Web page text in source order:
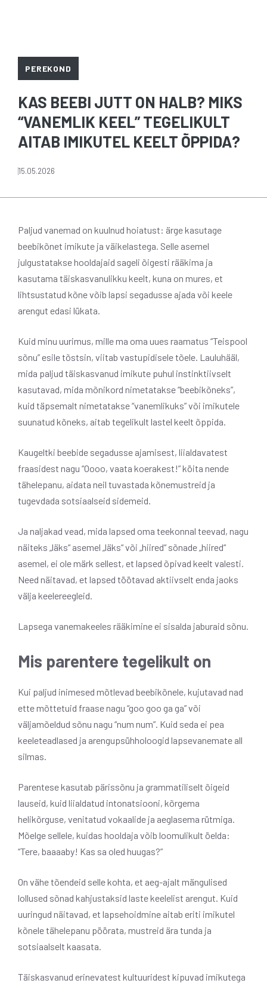
PEREKOND
KAS BEEBI JUTT ON HALB? MIKS
“VANEMLIK KEEL” TEGELIKULT
AITAB IMIKUTEL KEELT ÕPPIDA?
15.05.2026
Paljud vanemad on kuulnud hoiatust: ärge kasutage
beebikõnet imikute ja väikelastega. Selle asemel
julgustatakse hooldajaid sageli õigesti rääkima ja
kasutama täiskasvanulikku keelt, kuna on mures, et
lihtsustatud kõne võib lapsi segadusse ajada või keele
arengut edasi lükata.
Kuid minu uurimus, mille ma oma uues raamatus “Teispool
sõnu” esile tõstsin, viitab vastupidisele tõele. Lauluhääl,
mida paljud täiskasvanud imikute puhul instinktiivselt
kasutavad, mida mõnikord nimetatakse “beebikõneks”,
kuid täpsemalt nimetatakse “vanemlikuks” või imikutele
suunatud kõneks, aitab tegelikult lastel keelt õppida.
Kaugeltki beebide segadusse ajamisest, liialdavatest
fraasidest nagu “Oooo, vaata koerakest!” köita nende
tähelepanu, aidata neil tuvastada kõnemustreid ja
tugevdada sotsiaalseid sidemeid.
Ja naljakad vead, mida lapsed oma teekonnal teevad, nagu
näiteks „läks“ asemel „läks“ või „hiired“ sõnade „hiired“
asemel, ei ole märk sellest, et lapsed õpivad keelt valesti.
Need näitavad, et lapsed töötavad aktiivselt enda jaoks
välja keelereegleid.
Lapsega vanemakeeles rääkimine ei sisalda jaburaid sõnu.
Mis parentere tegelikult on
Kui paljud inimesed mõtlevad beebikõnele, kujutavad nad
ette mõttetuid fraase nagu “goo goo ga ga” või
väljamõeldud sõnu nagu “num num”. Kuid seda ei pea
keeleteadlased ja arengupsühholoogid lapsevanemate all
silmas.
Parentese kasutab pärissõnu ja grammatiliselt õigeid
lauseid, kuid liialdatud intonatsiooni, kõrgema
helikõrguse, venitatud vokaalide ja aeglasema rütmiga.
Mõelge sellele, kuidas hooldaja võib loomulikult öelda:
“Tere, baaaaby! Kas sa oled huugas?”
On vähe tõendeid selle kohta, et aeg-ajalt mängulised
lollused sõnad kahjustaksid laste keelelist arengut. Kuid
uuringud näitavad, et lapsehoidmine aitab eriti imikutel
kõnele tähelepanu pöörata, mustreid ära tunda ja
sotsiaalselt kaasata.
Täiskasvanud erinevatest kultuuridest kipuvad imikutega